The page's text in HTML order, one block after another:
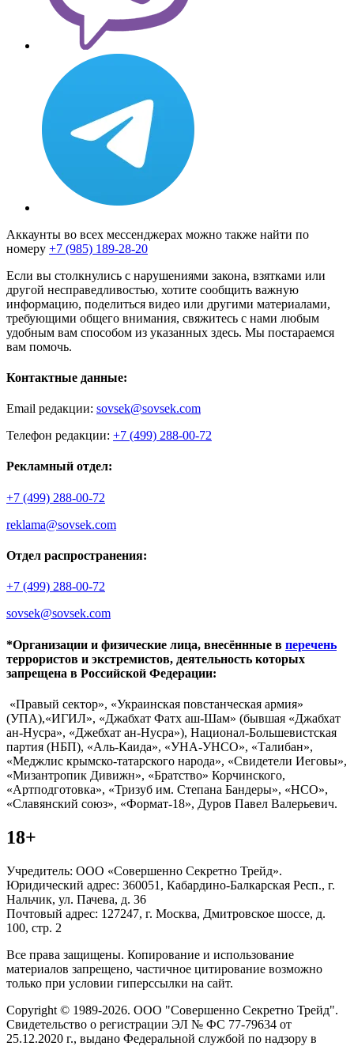
Аккаунты во всех мессенджерах можно также найти по
номеру +7 (985) 189-28-20
Если вы столкнулись с нарушениями закона, взятками или
другой несправедливостью, хотите сообщить важную
информацию, поделиться видео или другими материалами,
требующими общего внимания, свяжитесь с нами любым
удобным вам способом из указанных здесь. Мы постараемся
вам помочь.
Контактные данные:
Email редакции: sovsek@sovsek.com
Телефон редакции: +7 (499) 288-00-72
Рекламный отдел:
+7 (499) 288-00-72
reklama@sovsek.com
Отдел распространения:
+7 (499) 288-00-72
sovsek@sovsek.com
*Организации и физические лица, внесённные в перечень
террористов и экстремистов, деятельность которых
запрещена в Российской Федерации:
«Правый сектор», «Украинская повстанческая армия»
(УПА),«ИГИЛ», «Джабхат Фатх аш-Шам» (бывшая «Джабхат
ан-Нусра», «Джебхат ан-Нусра»), Национал-Большевистская
партия (НБП), «Аль-Каида», «УНА-УНСО», «Талибан»,
«Меджлис крымско-татарского народа», «Свидетели Иеговы»,
«Мизантропик Дивижн», «Братство» Корчинского,
«Артподготовка», «Тризуб им. Степана Бандеры», «НСО»,
«Славянский союз», «Формат-18», Дуров Павел Валерьевич.
18+
Учредитель: ООО «Совершенно Секретно Трейд».
Юридический адрес: 360051, Кабардино-Балкарская Респ., г.
Нальчик, ул. Пачева, д. 36
Почтовый адрес: 127247, г. Москва, Дмитровское шоссе, д.
100, стр. 2
Все права защищены. Копирование и использование
материалов запрещено, частичное цитирование возможно
только при условии гиперссылки на сайт.
Copyright © 1989-2026. ООО "Совершенно Секретно Трейд".
Свидетельство о регистрации ЭЛ № ФС 77-79634 от
25.12.2020 г., выдано Федеральной службой по надзору в